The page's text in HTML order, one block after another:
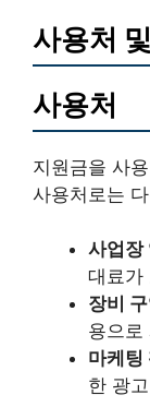
사용처
사용처
지원금을 사
사용처로는
사업장
대료가
장비
용으로
마케팅
한 광